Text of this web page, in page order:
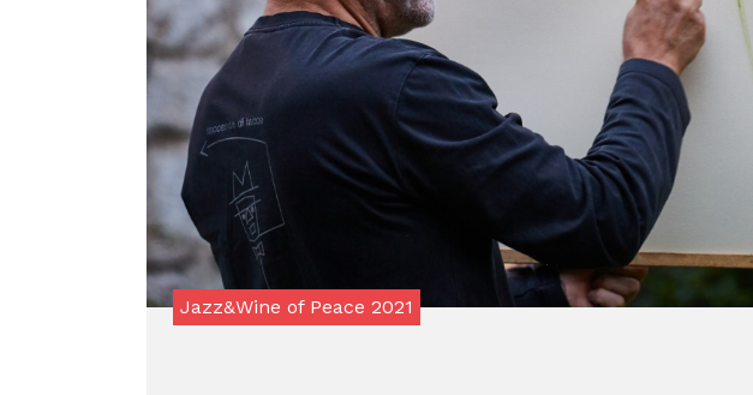
Jazz&Wine of Peace 2021